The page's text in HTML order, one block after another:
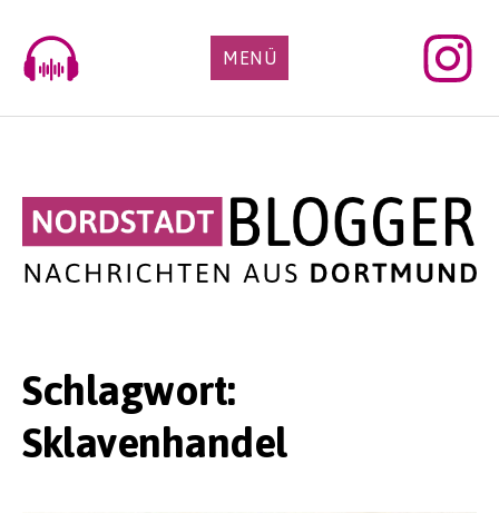
content
MENÜ
Schlagwort:
Sklavenhandel